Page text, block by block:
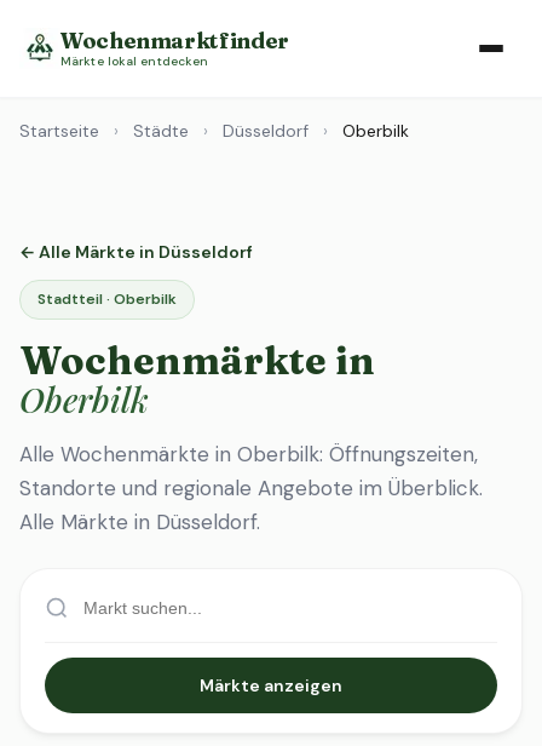
Wochenmarktfinder
Märkte lokal entdecken
Startseite › Städte › Düsseldorf › Oberbilk
← Alle Märkte in Düsseldorf
Stadtteil · Oberbilk
Wochenmärkte in
Oberbilk
Alle Wochenmärkte in Oberbilk: Öffnungszeiten,
Standorte und regionale Angebote im Überblick.
Alle Märkte in Düsseldorf.
Märkte anzeigen